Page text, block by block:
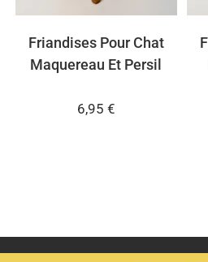
Friandises Pour Chat
Maquereau Et Persil
6,95 €